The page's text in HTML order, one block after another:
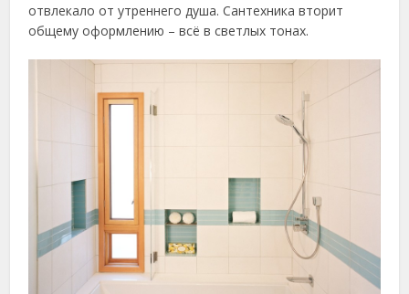
отвлекало от утреннего душа. Сантехника вторит
общему оформлению – всё в светлых тонах.